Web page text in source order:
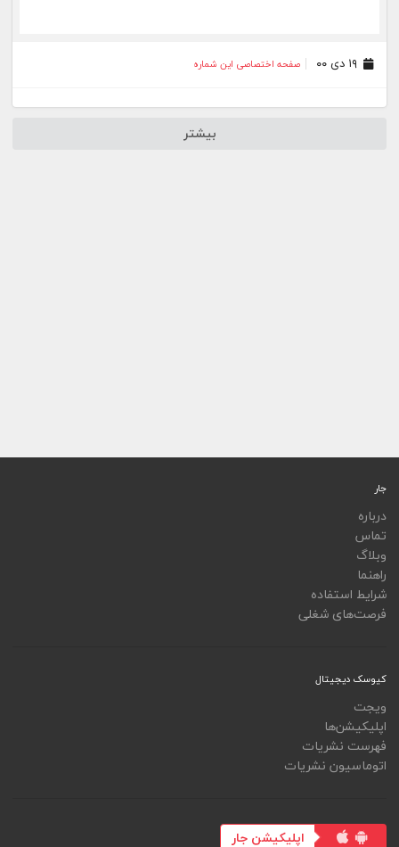
جار
درباره
تماس
وبلاگ
راهنما
شرایط استفاده
فرصت‌های شغلی
کیوسک دیجیتال
ویجت
اپلیکیشن‌ها
فهرست نشریات
اتوماسیون نشریات
اپلیکیشن جار